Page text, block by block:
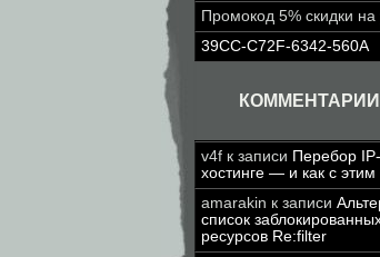
Промокод 5% скидки на
39CC-C72F-6342-560A
КОММЕНТАРИИ
v4f к записи Перебор
хостинге — и как с этим
amarakin к записи
список
ресурсов Re:filter